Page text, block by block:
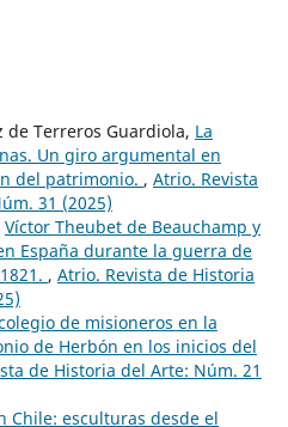
de Terreros Guardiola, La
Un giro argumental en
del patrimonio. , Atrio. Revista
31 (2025)
Víctor Theubet de Beauchamp y
España durante la guerra de
, Atrio. Revista de Historia
de misioneros en la
de Herbón en los inicios del
de Historia del Arte: Núm. 21
Chile: esculturas desde el